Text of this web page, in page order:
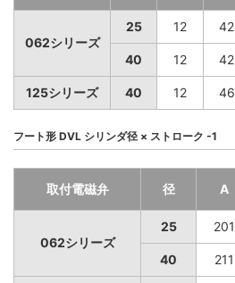
062シリーズ
25 12 42
40 12 42
125シリーズ 40 12 46
フート形 DVL シリンダ径 × ストローク -1
取付電磁弁 径 A
062シリーズ
25 201
40 211